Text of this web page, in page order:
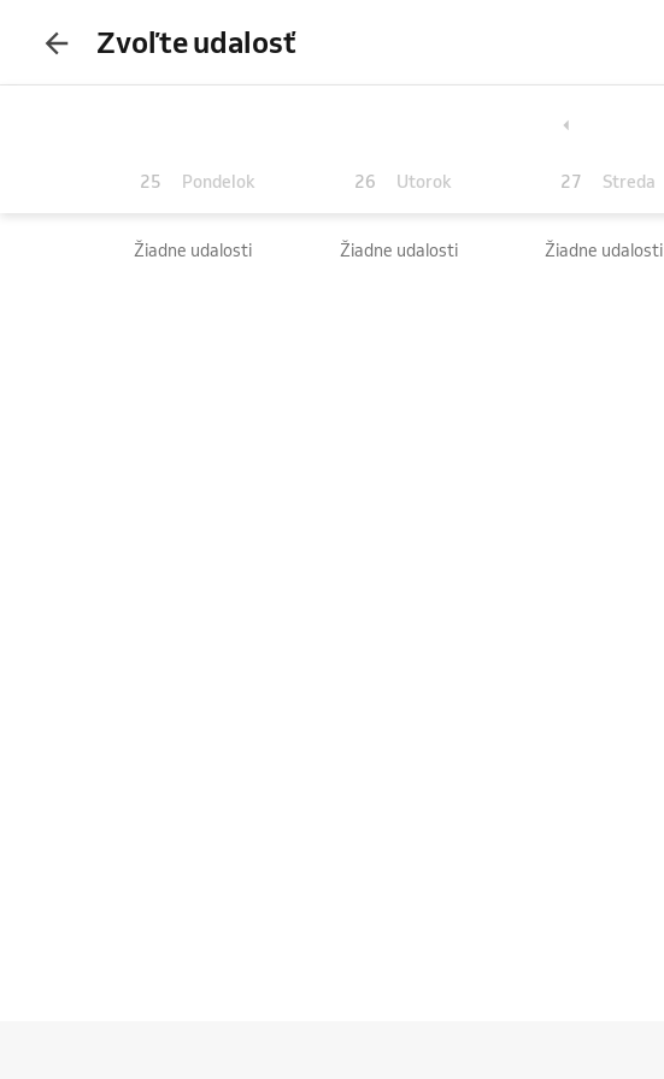
Zvoľte udalosť
25 Pondelok 26 Utorok 27 Streda
Žiadne udalosti Žiadne udalosti Žiadne udalosti